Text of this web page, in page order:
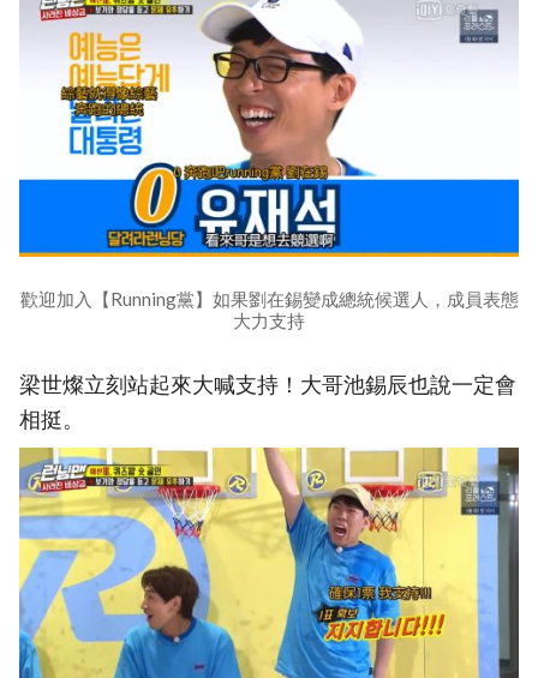
歡迎加入【Running黨】如果劉在錫變成總統候選人，成員表態
大力支持
梁世燦立刻站起來大喊支持！大哥池錫辰也說一定會
相挺。